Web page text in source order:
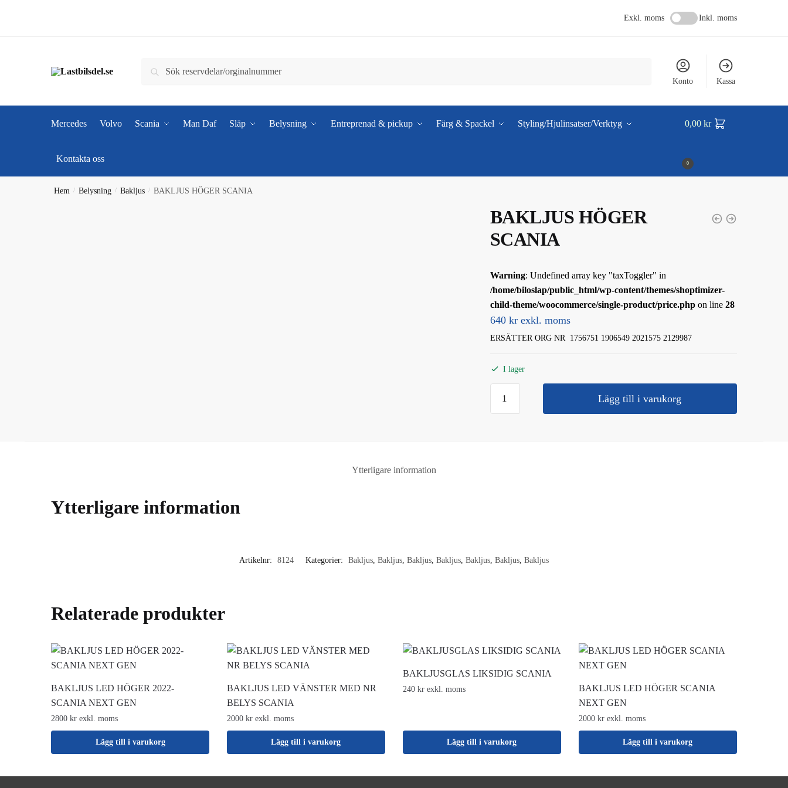
Exkl. moms Inkl. moms
Sök
Konto Kassa
Mercedes Volvo Scania Man Daf Släp Belysning Entreprenad & pickup Färg & Spackel Styling/Hjulinsatser/Verktyg
Kontakta oss
0,00 kr
0
Hem / Belysning / Bakljus / BAKLJUS HÖGER SCANIA
BAKLJUS HÖGER
SCANIA
Warning: Undefined array key "taxToggler" in
/home/biloslap/public_html/wp-content/themes/shoptimizer-
child-theme/woocommerce/single-product/price.phpon line 28
640 kr exkl. moms
ERSÄTTER ORG NR 1756751 1906549 2021575 2129987
I lager
HÖGER
Lägg till i varukorg
Ytterligare information
Ytterligare information
Artikelnr: 8124 Kategorier: Bakljus, Bakljus, Bakljus, Bakljus, Bakljus, Bakljus, Bakljus
Relaterade produkter
BAKLJUS LED HÖGER 2022-
SCANIA NEXT GEN
2800 kr exkl. moms
Lägg till i varukorg
BAKLJUS LED VÄNSTER MED NR
BELYS SCANIA
2000 kr exkl. moms
Lägg till i varukorg
BAKLJUSGLAS LIKSIDIG SCANIA
240 kr exkl. moms
Lägg till i varukorg
BAKLJUS LED HÖGER SCANIA
NEXT GEN
2000 kr exkl. moms
Lägg till i varukorg